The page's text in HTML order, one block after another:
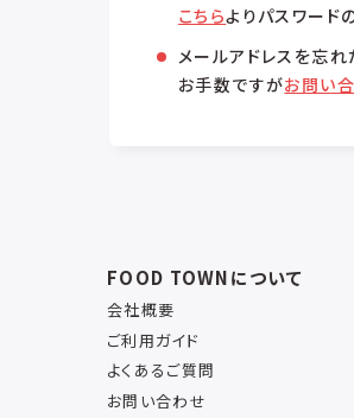
こちらよりパスワード
メールアドレスを忘れ
お手数ですがお問い
FOOD TOWNについて
会社概要
ご利用ガイド
よくあるご質問
お問い合わせ